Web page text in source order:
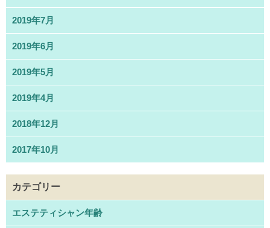
2019年7月
2019年6月
2019年5月
2019年4月
2018年12月
2017年10月
カテゴリー
エステティシャン年齢